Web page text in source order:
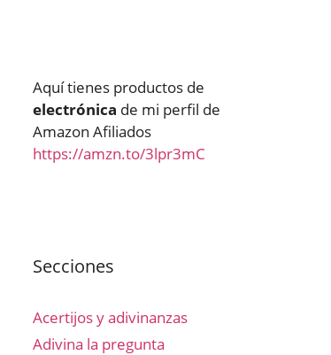
Aquí tienes productos de
electrónica de mi perfil de
Amazon Afiliados
https://amzn.to/3lpr3mC
Secciones
Acertijos y adivinanzas
Adivina la pregunta